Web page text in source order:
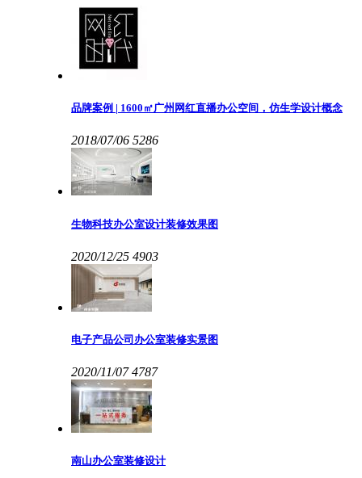
品牌案例 | 1600㎡广州网红直播办公空间，仿生学设计概念
2018/07/06 5286
生物科技办公室设计装修效果图
2020/12/25 4903
电子产品公司办公室装修实景图
2020/11/07 4787
南山办公室装修设计